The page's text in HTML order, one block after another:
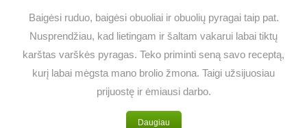
Baigėsi ruduo, baigėsi obuoliai ir obuolių pyragai taip pat.
Nusprendžiau, kad lietingam ir šaltam vakarui labai tiktų
karštas varškės pyragas. Teko priminti seną savo receptą,
kurį labai mėgsta mano brolio žmona. Taigi užsijuosiau
prijuostę ir ėmiausi darbo.
Daugiau